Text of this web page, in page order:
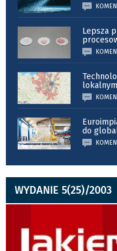
Lepsza
lokalnym
do
WYDANIE 5(25)/2003